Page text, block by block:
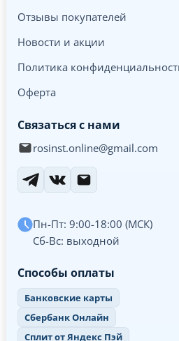
Отзывы покупателей
Новости и акции
Политика
Оферта
Связаться с нами
rosinst.online@gmail.com
Пн-Пт: 9:00-18:00 (МСК)
Сб-Вс: выходной
Способы оплаты
Банковские карты
Сбербанк Онлайн
Сплит от Яндекс Пэй